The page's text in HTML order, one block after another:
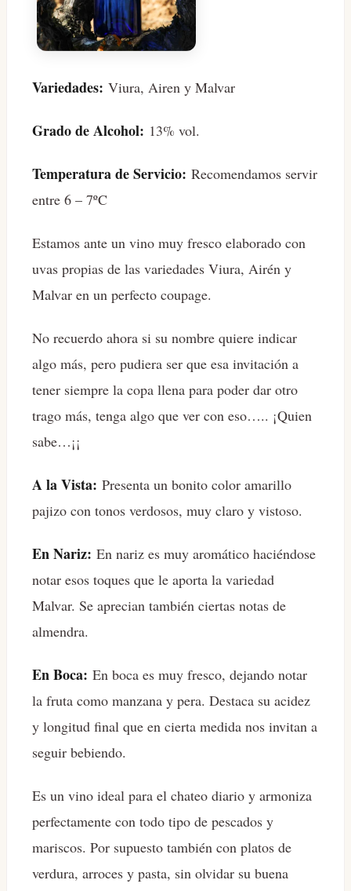
Variedades: Viura, Airen y Malvar
Grado de Alcohol: 13% vol.
Temperatura de Servicio: Recomendamos servir
entre 6 – 7ºC
Estamos ante un vino muy fresco elaborado con
uvas propias de las variedades Viura, Airén y
Malvar en un perfecto coupage.
No recuerdo ahora si su nombre quiere indicar
algo más, pero pudiera ser que esa invitación a
tener siempre la copa llena para poder dar otro
trago más, tenga algo que ver con eso….. ¡Quien
sabe…¡¡
A la Vista: Presenta un bonito color amarillo
pajizo con tonos verdosos, muy claro y vistoso.
En Nariz: En nariz es muy aromático haciéndose
notar esos toques que le aporta la variedad
Malvar. Se aprecian también ciertas notas de
almendra.
En Boca: En boca es muy fresco, dejando notar
la fruta como manzana y pera. Destaca su acidez
y longitud final que en cierta medida nos invitan a
seguir bebiendo.
Es un vino ideal para el chateo diario y armoniza
perfectamente con todo tipo de pescados y
mariscos. Por supuesto también con platos de
verdura, arroces y pasta, sin olvidar su buena